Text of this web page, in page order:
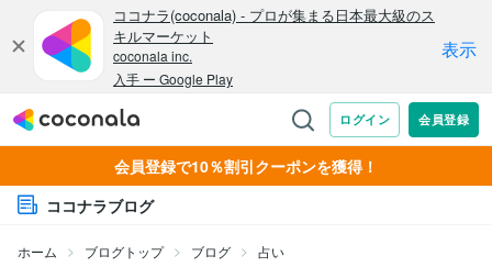
会員登録で10％割引クーポンを獲得！
ココナラブログ
ホーム ブログトップ ブログ 占い